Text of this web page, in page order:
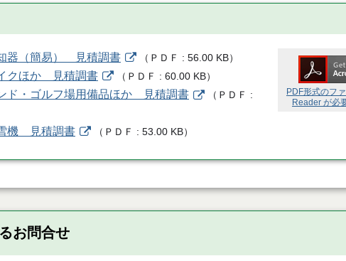
PDF形式のフ
Reader が必
器（簡易） 見積調書 （ ＰＤＦ 56.00 KB）
クほか 見積調書 （ ＰＤＦ 60.00 KB）
ド・ゴルフ場用備品ほか 見積調書 （ ＰＤＦ
機 見積調書 （ ＰＤＦ 53.00 KB）
お問合せ